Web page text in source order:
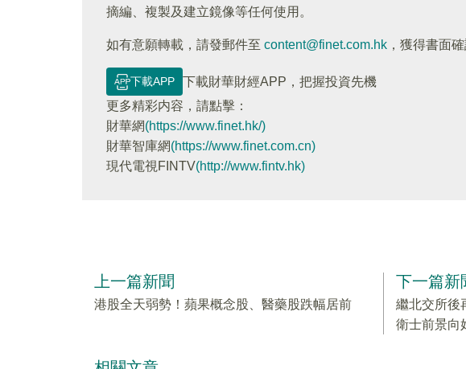
摘編、複製及建立鏡像等任何使用。
如有意願轉載，請發郵件至 content@finet.com.hk ，獲得書面
下載APP
下載財華財經APP，把握投資先機
更多精彩内容，請點擊：
財華網(https://www.finet.hk/)
財華智庫網(https://www.finet.com.cn)
現代電視FINTV(http://www.fintv.hk)
上一篇新聞
港股全天弱勢！蘋果概念股、醫藥股跌幅居前
下一篇新
繼北交所後
衛士前景向